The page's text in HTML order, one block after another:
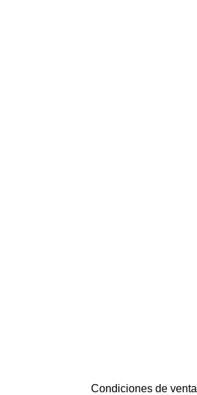
Condiciones de venta